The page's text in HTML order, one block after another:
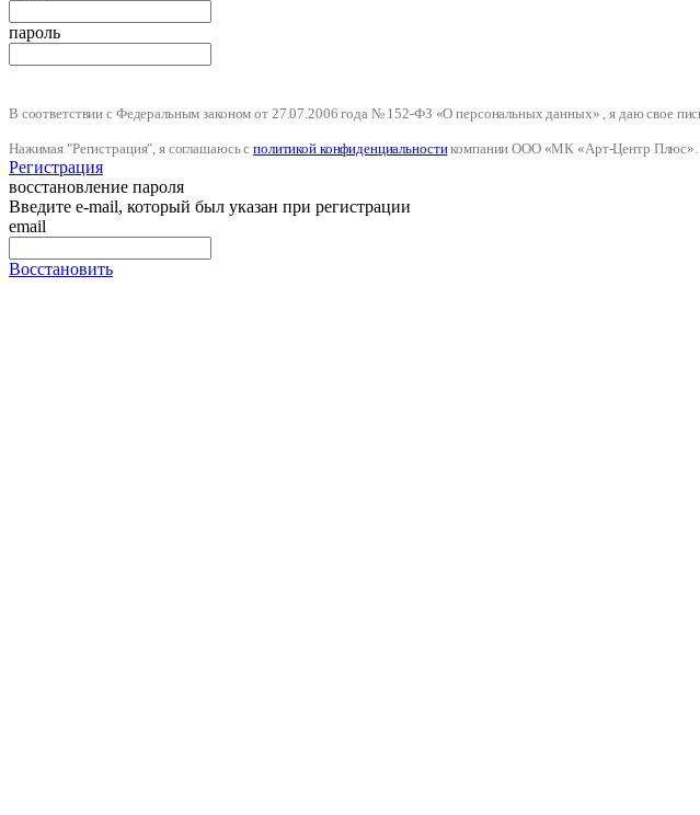
пароль
В соответствии с Федеральным законом от 27.07.2006 года № 152-ФЗ «О персональных данных» , я даю свое
Нажимая "Регистрация", я соглашаюсь сполитикой конфиденциальностикомпании ООО «МК «Арт-Центр Плюс».
Регистрация
восстановление пароля
Введите e-mail, который был указан при регистрации
email
Восстановить